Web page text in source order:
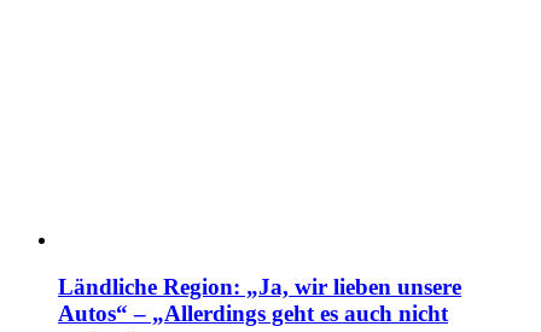
Ländliche Region: „Ja, wir lieben unsere
Autos“ – „Allerdings geht es auch nicht